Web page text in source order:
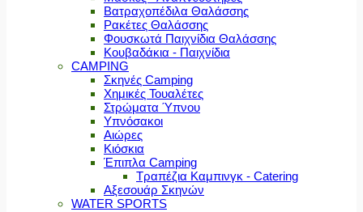
Βατραχοπέδιλα Θαλάσσης
Ρακέτες Θαλάσσης
Φουσκωτά Παιχνίδια Θαλάσσης
Κουβαδάκια - Παιχνίδια
CAMPING
Σκηνές Camping
Χημικές Τουαλέτες
Στρώματα Ύπνου
Υπνόσακοι
Αιώρες
Κιόσκια
Έπιπλα Camping
Τραπέζια Καμπινγκ - Catering
Αξεσουάρ Σκηνών
WATER SPORTS